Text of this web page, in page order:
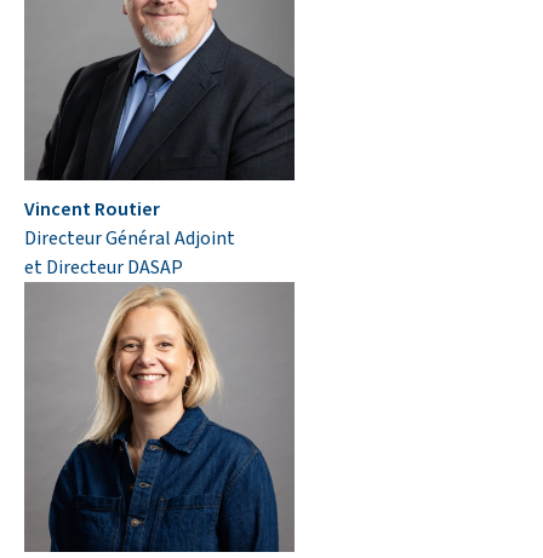
Vincent Routier
Directeur Général Adjoint
et Directeur DASAP